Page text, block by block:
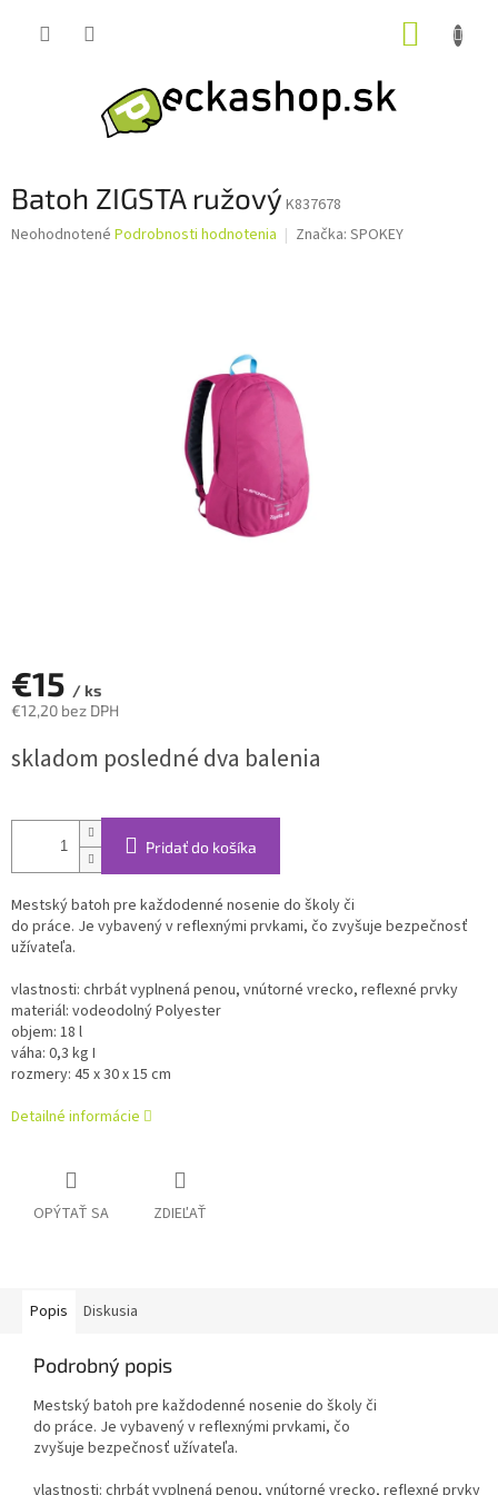
Batoh ZIGSTA ružový K837678
Priemerné
Neohodnotené Podrobnosti hodnotenia Značka: SPOKEY
€15 / ks
€12,20 bez DPH
cena:
skladom posledné dva balenia
Pridať do košíka
Mestskýbatoh pre každodenné nosenie do školyči
do práce. Je vybavenývreflexnými prvkami, čo zvyšuje bezpečnosť
užívateľa.
vlastnosti: chrbátvyplnená penou, vnútorné vrecko, reflexné prvky
materiál: vodeodolnýPolyester
objem: 18 l
váha: 0,3 kg I
rozmery: 45 x 30x 15 cm
Detailné informácie
OPÝTAŤ SA ZDIEĽAŤ
Popis Diskusia
Podrobný popis
Mestskýbatoh pre každodenné nosenie do školyči
do práce. Je vybavenývreflexnými prvkami, čo
zvyšuje bezpečnosť užívateľa.